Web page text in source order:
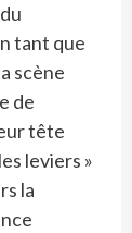
tant que
scène
de
tête
leviers »
la